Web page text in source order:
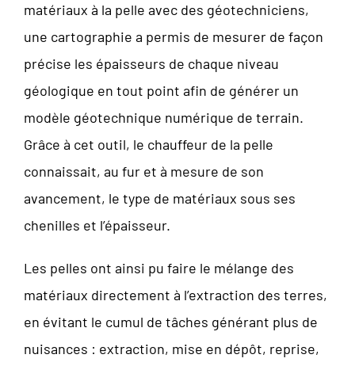
matériaux à la pelle avec des géotechniciens,
une cartographie a permis de mesurer de façon
précise les épaisseurs de chaque niveau
géologique en tout point afin de générer un
modèle géotechnique numérique de terrain.
Grâce à cet outil, le chauffeur de la pelle
connaissait, au fur et à mesure de son
avancement, le type de matériaux sous ses
chenilles et l’épaisseur.
Les pelles ont ainsi pu faire le mélange des
matériaux directement à l’extraction des terres,
en évitant le cumul de tâches générant plus de
nuisances : extraction, mise en dépôt, reprise,